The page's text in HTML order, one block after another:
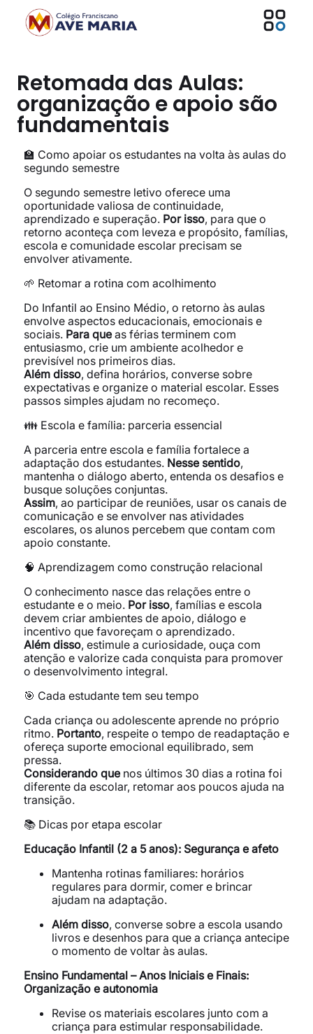
Retomada das Aulas:
organização e apoio são
fundamentais
🏫 Como apoiar os estudantes na volta às aulas do
segundo semestre
O segundo semestre letivo oferece uma
oportunidade valiosa de continuidade,
aprendizado e superação. Por isso, para que o
retorno aconteça com leveza e propósito, famílias,
escola e comunidade escolar precisam se
envolver ativamente.
🌱 Retomar a rotina com acolhimento
Do Infantil ao Ensino Médio, o retorno às aulas
envolve aspectos educacionais, emocionais e
sociais. Para queas férias terminem com
entusiasmo, crie um ambiente acolhedor e
previsível nos primeiros dias.
Além disso, defina horários, converse sobre
expectativas e organize o material escolar. Esses
passos simples ajudam no recomeço.
👪 Escola e família: parceria essencial
A parceria entre escola e família fortalece a
adaptação dos estudantes. Nesse sentido,
mantenha o diálogo aberto, entenda os desafios e
busque soluções conjuntas.
Assim, ao participar de reuniões, usar os canais de
comunicação e se envolver nas atividades
escolares, os alunos percebem que contam com
apoio constante.
🧠 Aprendizagem como construção relacional
O conhecimento nasce das relações entre o
estudante e o meio. Por isso, famílias e escola
devem criar ambientes de apoio, diálogo e
incentivo que favoreçam o aprendizado.
Além disso, estimule a curiosidade, ouça com
atenção e valorize cada conquista para promover
o desenvolvimento integral.
🎯 Cada estudante tem seu tempo
Cada criança ou adolescente aprende no próprio
ritmo. Portanto, respeite o tempo de readaptação e
ofereça suporte emocional equilibrado, sem
pressa.
Considerando quenos últimos 30 dias a rotina foi
diferente da escolar, retomar aos poucos ajuda na
transição.
📚 Dicas por etapa escolar
Educação Infantil (2 a 5 anos): Segurança e afeto
Mantenha rotinas familiares: horários
regulares para dormir, comer e brincar
ajudam na adaptação.
Além disso, converse sobre a escola usando
livros e desenhos para que a criança antecipe
o momento de voltar às aulas.
Ensino Fundamental – Anos Iniciais e Finais:
Organização e autonomia
Revise os materiais escolares junto com a
criança para estimular responsabilidade.